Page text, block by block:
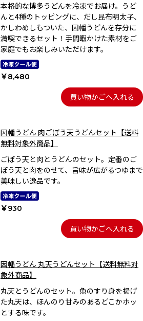
本格的な博多うどんを冷凍でお届け。うど
んと4種のトッピングに、だし昆布明太子、
かしわめしもついた、因幡うどんを存分に
満喫できるセット！手間暇かけた素材をご
家庭でもお楽しみいただけます。
￥8,480
買い物かごへ入れる
因幡うどん 肉ごぼう天うどんセット【送料
無料対象外商品】
ごぼう天と肉とうどんのセット。定番のご
ぼう天と肉をのせて、旨味が広がるつゆまで
美味しい逸品です。
￥930
買い物かごへ入れる
因幡うどん 丸天うどんセット【送料無料対
象外商品】
丸天とうどんのセット。魚のすり身を揚げ
た丸天は、ほんのり甘みのあるどこかホッ
とする味です。